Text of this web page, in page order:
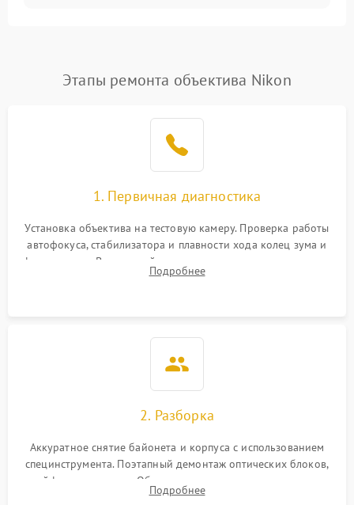
Проблемы с резкостью
Этапы ремонта объектива Nikon
1. Первичная диагностика
Установка объектива на тестовую камеру. Проверка работы
автофокуса, стабилизатора и плавности хода колец зума и
фокусировки. Визуальный осмотр линз на наличие царапин,
грибка, пыли и оценка состояния контактов байонета.
Подробнее
2. Разборка
Аккуратное снятие байонета и корпуса с использованием
специнструмента. Поэтапный демонтаж оптических блоков,
шлейфов и приводов. Обязательная маркировка положения
линзовых групп для сохранения заводской центровки при
Подробнее